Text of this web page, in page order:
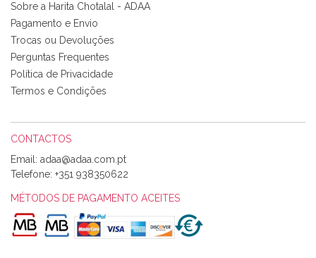
Tudo chegou em condições, pois os produtos vieram muito
bem acondicionados. Estou plenamente satisfeita com os
produtos adquiridos. Relativamente à bolsa, tem um tecido
com um padrão e cores muito bonitas e a execução está
perfeitíssima. Futuramente penso voltar a comprar na vossa
loja, têm excelentes artigos a um preço muito justo. A
Alexandra Morais
Olá boa Noite. Os meus tecidos chegaram hoje. Muito
obrigada pelo miminho que dá um jeitaço pras minhas linhas
de bordar e não sei o que pões nos tecidos, mas que cheiram
maravilhosamente ... cheiram! :) Muito Obrigada.
Sobre a Harita Chotalal - ADAA
Pagamento e Envio
Trocas ou Devoluções
Perguntas Frequentes
Política de Privacidade
Termos e Condições
CONTACTOS
Email:
Telefone: +351 938350622
MÉTODOS DE PAGAMENTO ACEITES